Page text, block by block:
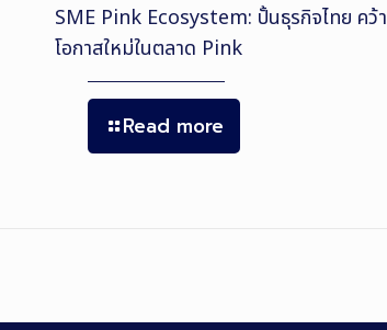
SME Pink Ecosystem: ปั้นธุรกิจไทย คว้า
โอกาสใหม่ในตลาด Pink
Read more